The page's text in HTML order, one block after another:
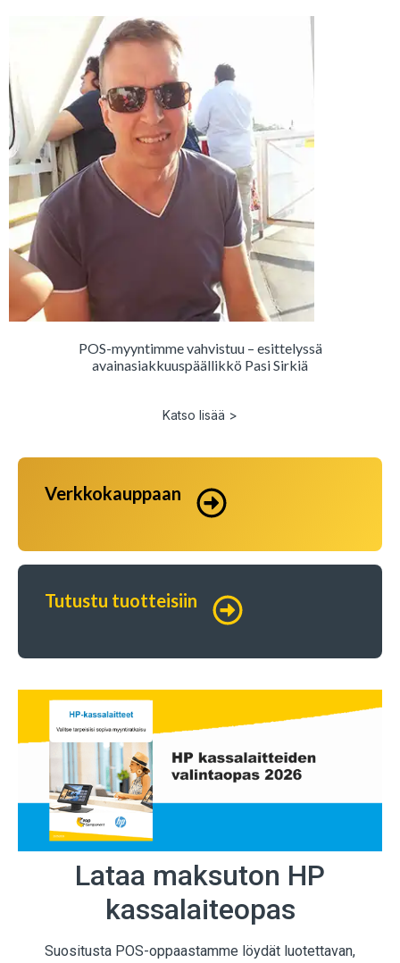
POS-myyntimme vahvistuu – esittelyssä
avainasiakkuuspäällikkö Pasi Sirkiä
Katso lisää >
Verkkokauppaan
Tutustu tuotteisiin
Lataa maksuton HP
kassalaiteopas
Suositusta POS-oppaastamme löydät luotettavan,